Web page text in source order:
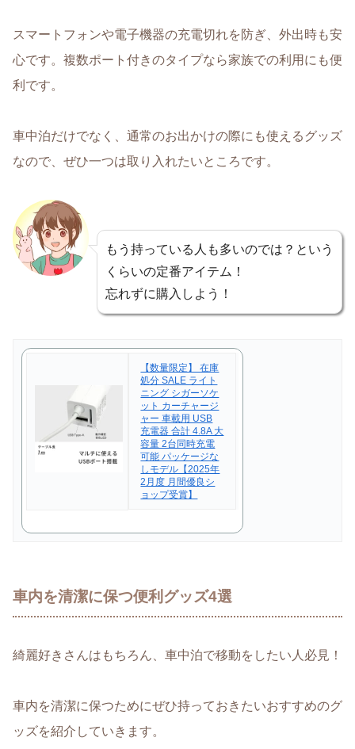
スマートフォンや電子機器の充電切れを防ぎ、外出時も安
心です。複数ポート付きのタイプなら家族での利用にも便
利です。
車中泊だけでなく、通常のお出かけの際にも使えるグッズ
なので、ぜひ一つは取り入れたいところです。
もう持っている人も多いのでは？という
くらいの定番アイテム！
忘れずに購入しよう！
【数量限定】 在庫
処分 SALE ライト
ニング シガーソケ
ット カーチャージ
ャー 車載用 USB
充電器 合計 4.8A 大
容量 2台同時充電
可能 パッケージな
しモデル【2025年
2月度 月間優良シ
ョップ受賞】
車内を清潔に保つ便利グッズ4選
綺麗好きさんはもちろん、車中泊で移動をしたい人必見！
車内を清潔に保つためにぜひ持っておきたいおすすめのグ
ッズを紹介していきます。